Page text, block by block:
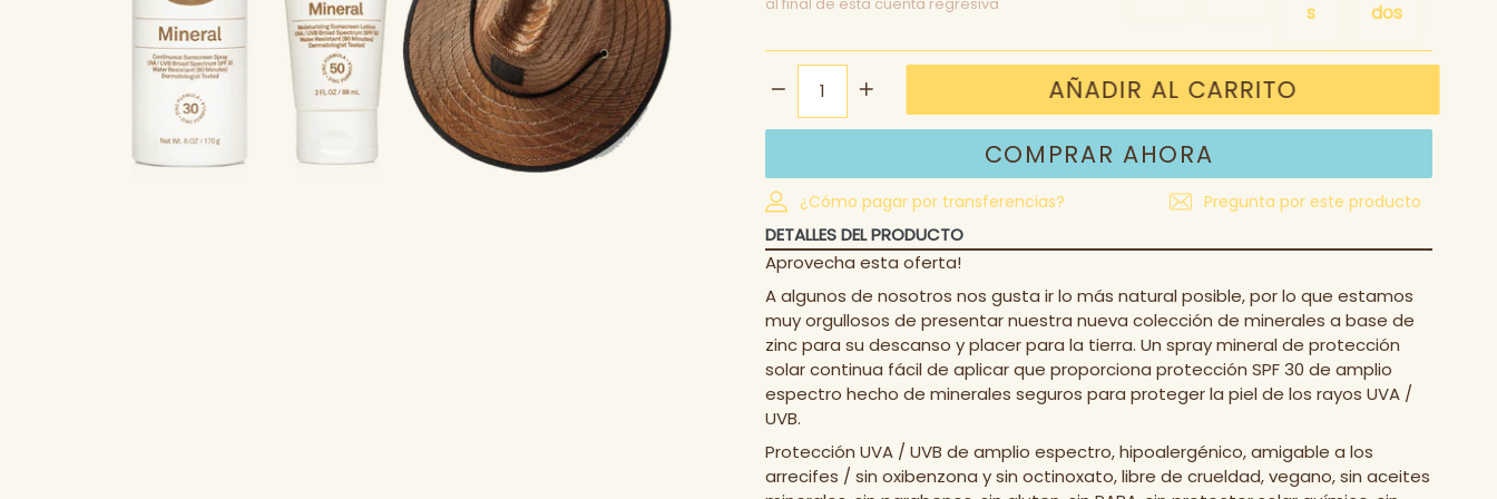
AÑADIR AL CARRITO
COMPRAR AHORA
¿Cómo pagar por transferencias? Pregunta por este producto
DETALLES DEL PRODUCTO
Aprovecha esta oferta!
A algunos de nosotros nos gusta ir lo más natural posible, por lo que estamos
muy orgullosos de presentar nuestra nueva colección de minerales a base de
zinc para su descanso y placer para la tierra. Un spray mineral de protección
solar continua fácil de aplicar que proporciona protección SPF 30 de amplio
espectro hecho de minerales seguros para proteger la piel de los rayos UVA /
UVB.
Protección UVA / UVB de amplio espectro, hipoalergénico, amigable a los
arrecifes / sin oxibenzona y sin octinoxato, libre de crueldad, vegano, sin aceites